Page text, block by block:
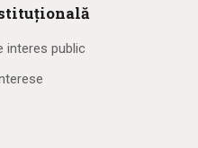
interes public